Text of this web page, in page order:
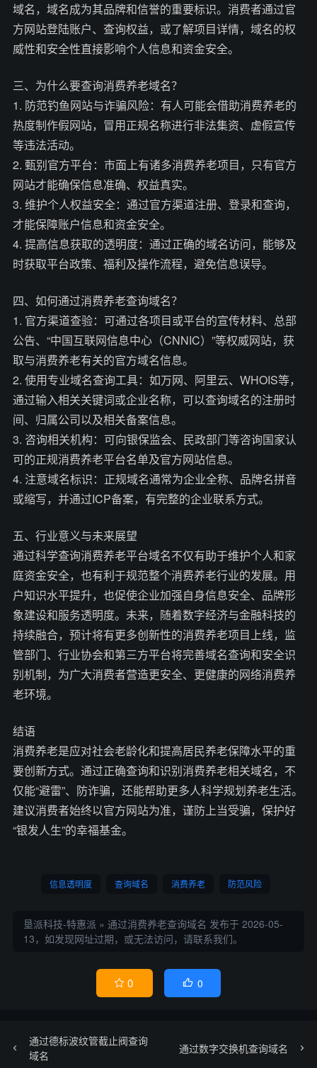
域名，域名成为其品牌和信誉的重要标识。消费者通过官
方网站登陆账户、查询权益，或了解项目详情，域名的权
威性和安全性直接影响个人信息和资金安全。
三、为什么要查询消费养老域名？
1. 防范钓鱼网站与诈骗风险：有人可能会借助消费养老的
热度制作假网站，冒用正规名称进行非法集资、虚假宣传
等违法活动。
2. 甄别官方平台：市面上有诸多消费养老项目，只有官方
网站才能确保信息准确、权益真实。
3. 维护个人权益安全：通过官方渠道注册、登录和查询，
才能保障账户信息和资金安全。
4. 提高信息获取的透明度：通过正确的域名访问，能够及
时获取平台政策、福利及操作流程，避免信息误导。
四、如何通过消费养老查询域名？
1. 官方渠道查验：可通过各项目或平台的宣传材料、总部
公告、“中国互联网信息中心（CNNIC）”等权威网站，获
取与消费养老有关的官方域名信息。
2. 使用专业域名查询工具：如万网、阿里云、WHOIS等，
通过输入相关关键词或企业名称，可以查询域名的注册时
间、归属公司以及相关备案信息。
3. 咨询相关机构：可向银保监会、民政部门等咨询国家认
可的正规消费养老平台名单及官方网站信息。
4. 注意域名标识：正规域名通常为企业全称、品牌名拼音
或缩写，并通过ICP备案，有完整的企业联系方式。
五、行业意义与未来展望
通过科学查询消费养老平台域名不仅有助于维护个人和家
庭资金安全，也有利于规范整个消费养老行业的发展。用
户知识水平提升，也促使企业加强自身信息安全、品牌形
象建设和服务透明度。未来，随着数字经济与金融科技的
持续融合，预计将有更多创新性的消费养老项目上线，监
管部门、行业协会和第三方平台将完善域名查询和安全识
别机制，为广大消费者营造更安全、更健康的网络消费养
老环境。
结语
消费养老是应对社会老龄化和提高居民养老保障水平的重
要创新方式。通过正确查询和识别消费养老相关域名，不
仅能“避雷”、防诈骗，还能帮助更多人科学规划养老生活。
建议消费者始终以官方网站为准，谨防上当受骗，保护好
“银发人生”的幸福基金。
信息透明度 查询域名 消费养老 防范风险
垦派科技-特惠派 » 通过消费养老查询域名 发布于 2026-05-
13，如发现网址过期，或无法访问，请联系我们。
 0  0
通过德标波纹管截止阀查询
域名
通过数字交换机查询域名